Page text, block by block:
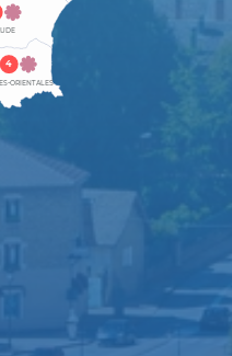
4
ORIENTALES